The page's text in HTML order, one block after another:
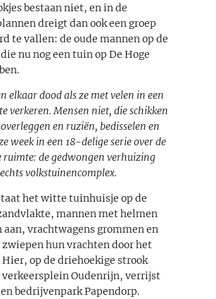
bestaan niet, en in de
dreigt dan ook een groep
te vallen: de oude mannen op de
nu nog een tuin op De Hoge
elkaar dood als ze met velen in een
verkeren. Mensen niet, die schikken
en ruziën, bedisselen en
week in een 18-delige serie over de
ruimte: de gedwongen verhuizing
volkstuinencomplex.
het witte tuinhuisje op de
mannen met helmen
aan, vrachtwagens grommen en
hun vrachten door het
op de driehoekige strook
verkeersplein Oudenrijn, verrijst
bedrijvenpark Papendorp.